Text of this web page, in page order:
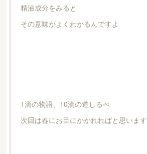
精油成分をみると
その意味がよくわかるんですよ
1滴の物語、10滴の道しるべ
次回は春にお目にかかれればと思います